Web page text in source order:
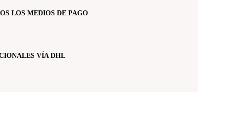
LOS MEDIOS DE PAGO
VÍA DHL